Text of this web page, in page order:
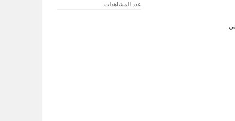
عدد المشاهدات